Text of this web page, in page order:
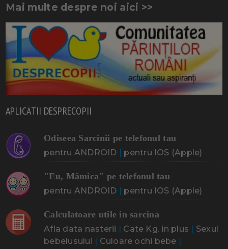
Mai multe despre noi aici >>
APLICATII DESPRECOPII
Odiseea Sarcinii pe telefonul tau
pentru ANDROID | pentru IOS (Apple)
"Eu, Mămica" pe telefonul tau
pentru ANDROID | pentru IOS (Apple)
Calculatoare utile in sarcina
Afla data nasterii | Cate Kg. in plus | Sexul
bebelusului | Culoare ochi bebe |